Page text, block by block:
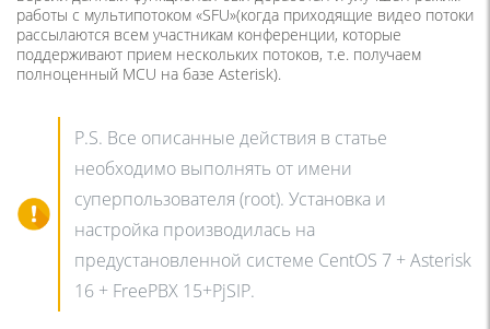
работы с мультипотоком «SFU»(когда приходящие видео потоки
рассылаются всем участникам конференции, которые
поддерживают прием нескольких потоков, т.е. получаем
полноценный MCU на базе Asterisk).
P.S. Все описанные действия в статье
необходимо выполнять от имени
суперпользователя (root). Установка и
настройка производилась на
предустановленной системе CentOS 7 + Asterisk
16 + FreePBX 15+PjSIP.